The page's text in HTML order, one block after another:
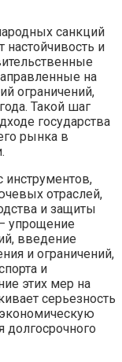
санкций
настойчивость и
на
ограничений,
Такой шаг
государства
рынка в
отраслей,
и защиты
упрощение
введение
и ограничений,
и
этих мер на
серьезность
долгосрочного